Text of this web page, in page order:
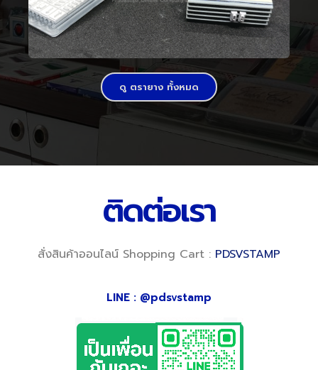
ดู ตรายาง ทั้งหมด
ติดต่อเรา
สั่งสินค้าออนไลน์ Shopping Cart : PDSVSTAMP
LINE : @pdsvstamp